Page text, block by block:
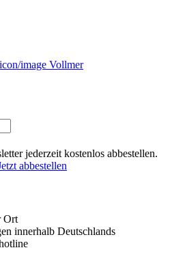
Vollmer
jederzeit kostenlos abbestellen.
abbestellen
Ort
innerhalb Deutschlands